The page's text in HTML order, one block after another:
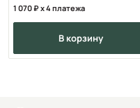
1 070 x 4 платежа
в корзину